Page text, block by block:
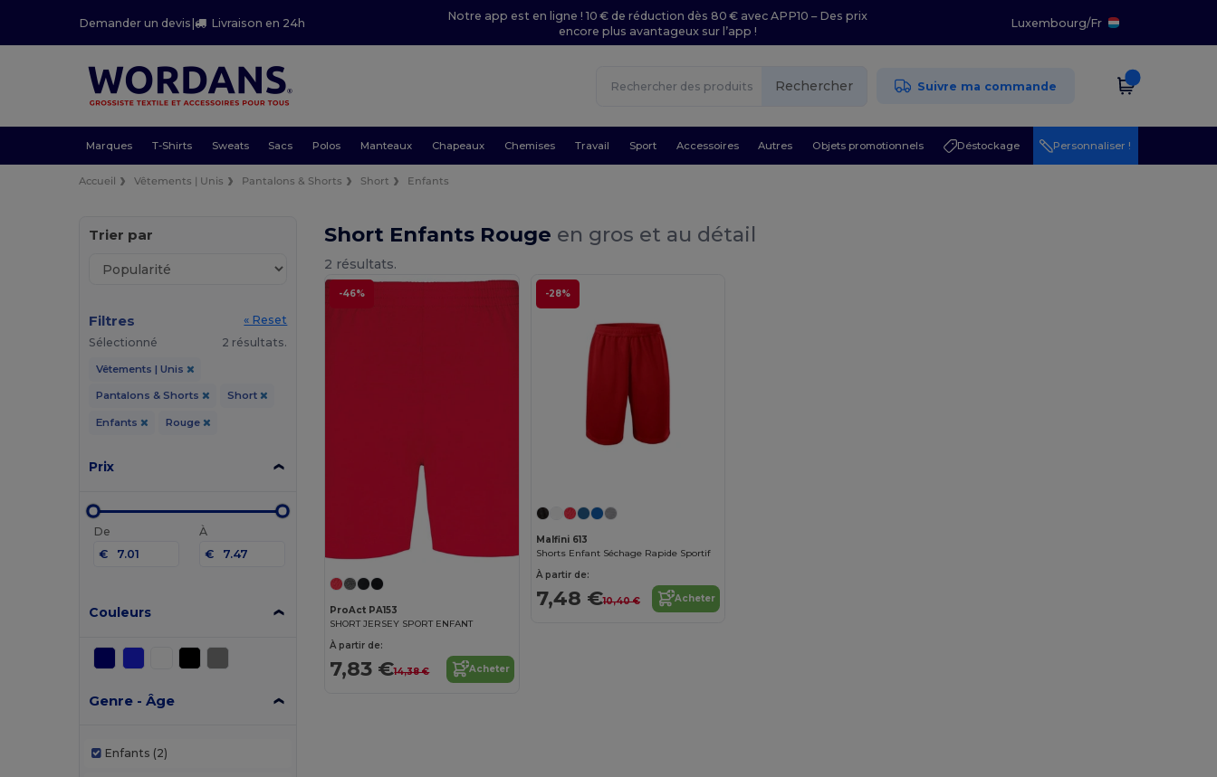
Demander un devis| Livraison en 24h
Notre app est en ligne ! 10 € de réduction dès 80 € avec APP10 – Des prix
encore plus avantageux sur l’app !
Luxembourg/Fr
Rechercher Suivre ma commande
Marques T-Shirts Sweats Sacs Polos Manteaux Chapeaux Chemises Travail Sport Accessoires Autres Objets promotionnels Déstockage Personnaliser !
Accueil Vêtements | Unis Pantalons & Shorts Short Enfants
Trier par
Filtres
« Reset
Sélectionné
2 résultats.
Vêtements | Unis
Pantalons & Shorts Short
Enfants Rouge
Prix
De
€
À
€
Couleurs
Genre - Âge
Enfants (2)
Short Enfants Rouge en gros et au détail
2 résultats.
-46%
ProAct PA153
SHORT JERSEY SPORT ENFANT
À partir de:
7,83 €14,38 € Acheter
-28%
Malfini 613
Shorts Enfant Séchage Rapide Sportif
À partir de:
7,48 €10,40 € Acheter